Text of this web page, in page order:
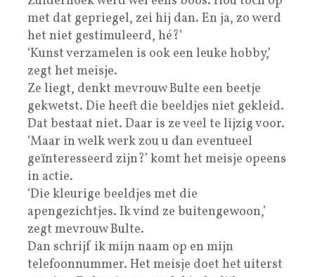
met dat gepriegel, zei hij dan. En ja, zo werd
het niet gestimuleerd, hé?’
‘Kunst verzamelen is ook een leuke hobby,’
zegt het meisje.
Ze liegt, denkt mevrouw Bulte een beetje
gekwetst. Die heeft die beeldjes niet gekleid.
Dat bestaat niet. Daar is ze veel te lijzig voor.
‘Maar in welk werk zou u dan eventueel
geïnteresseerd zijn?’ komt het meisje opeens
in actie.
‘Die kleurige beeldjes met die
apengezichtjes. Ik vind ze buitengewoon,’
zegt mevrouw Bulte.
Dan schrijf ik mijn naam op en mijn
telefoonnummer. Het meisje doet het uiterst